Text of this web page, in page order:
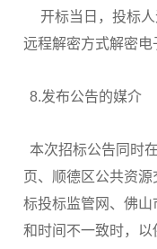
开标当日，投标
远程解密方式解密电
8.发布公告的媒介
本次招标公告同时
页、顺德区公共资
标投标监管网、佛
和时间不一致时，